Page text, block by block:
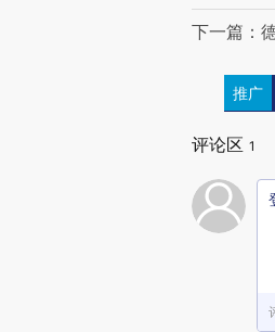
下一篇：
推广
评论区 1